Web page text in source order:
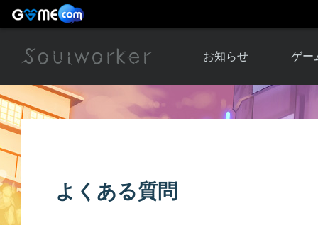
お知らせ
お知らせ一覧
ゲー
ソウ
よくある質問